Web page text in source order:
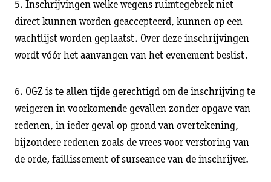
5. Inschrijvingen welke wegens ruimtegebrek niet
direct kunnen worden geaccepteerd, kunnen op een
wachtlijst worden geplaatst. Over deze inschrijvingen
wordt vóór het aanvangen van het evenement beslist.
6. OGZ is te allen tijde gerechtigd om de inschrijving te
weigeren in voorkomende gevallen zonder opgave van
redenen, in ieder geval op grond van overtekening,
bijzondere redenen zoals de vrees voor verstoring van
de orde, faillissement of surseance van de inschrijver.